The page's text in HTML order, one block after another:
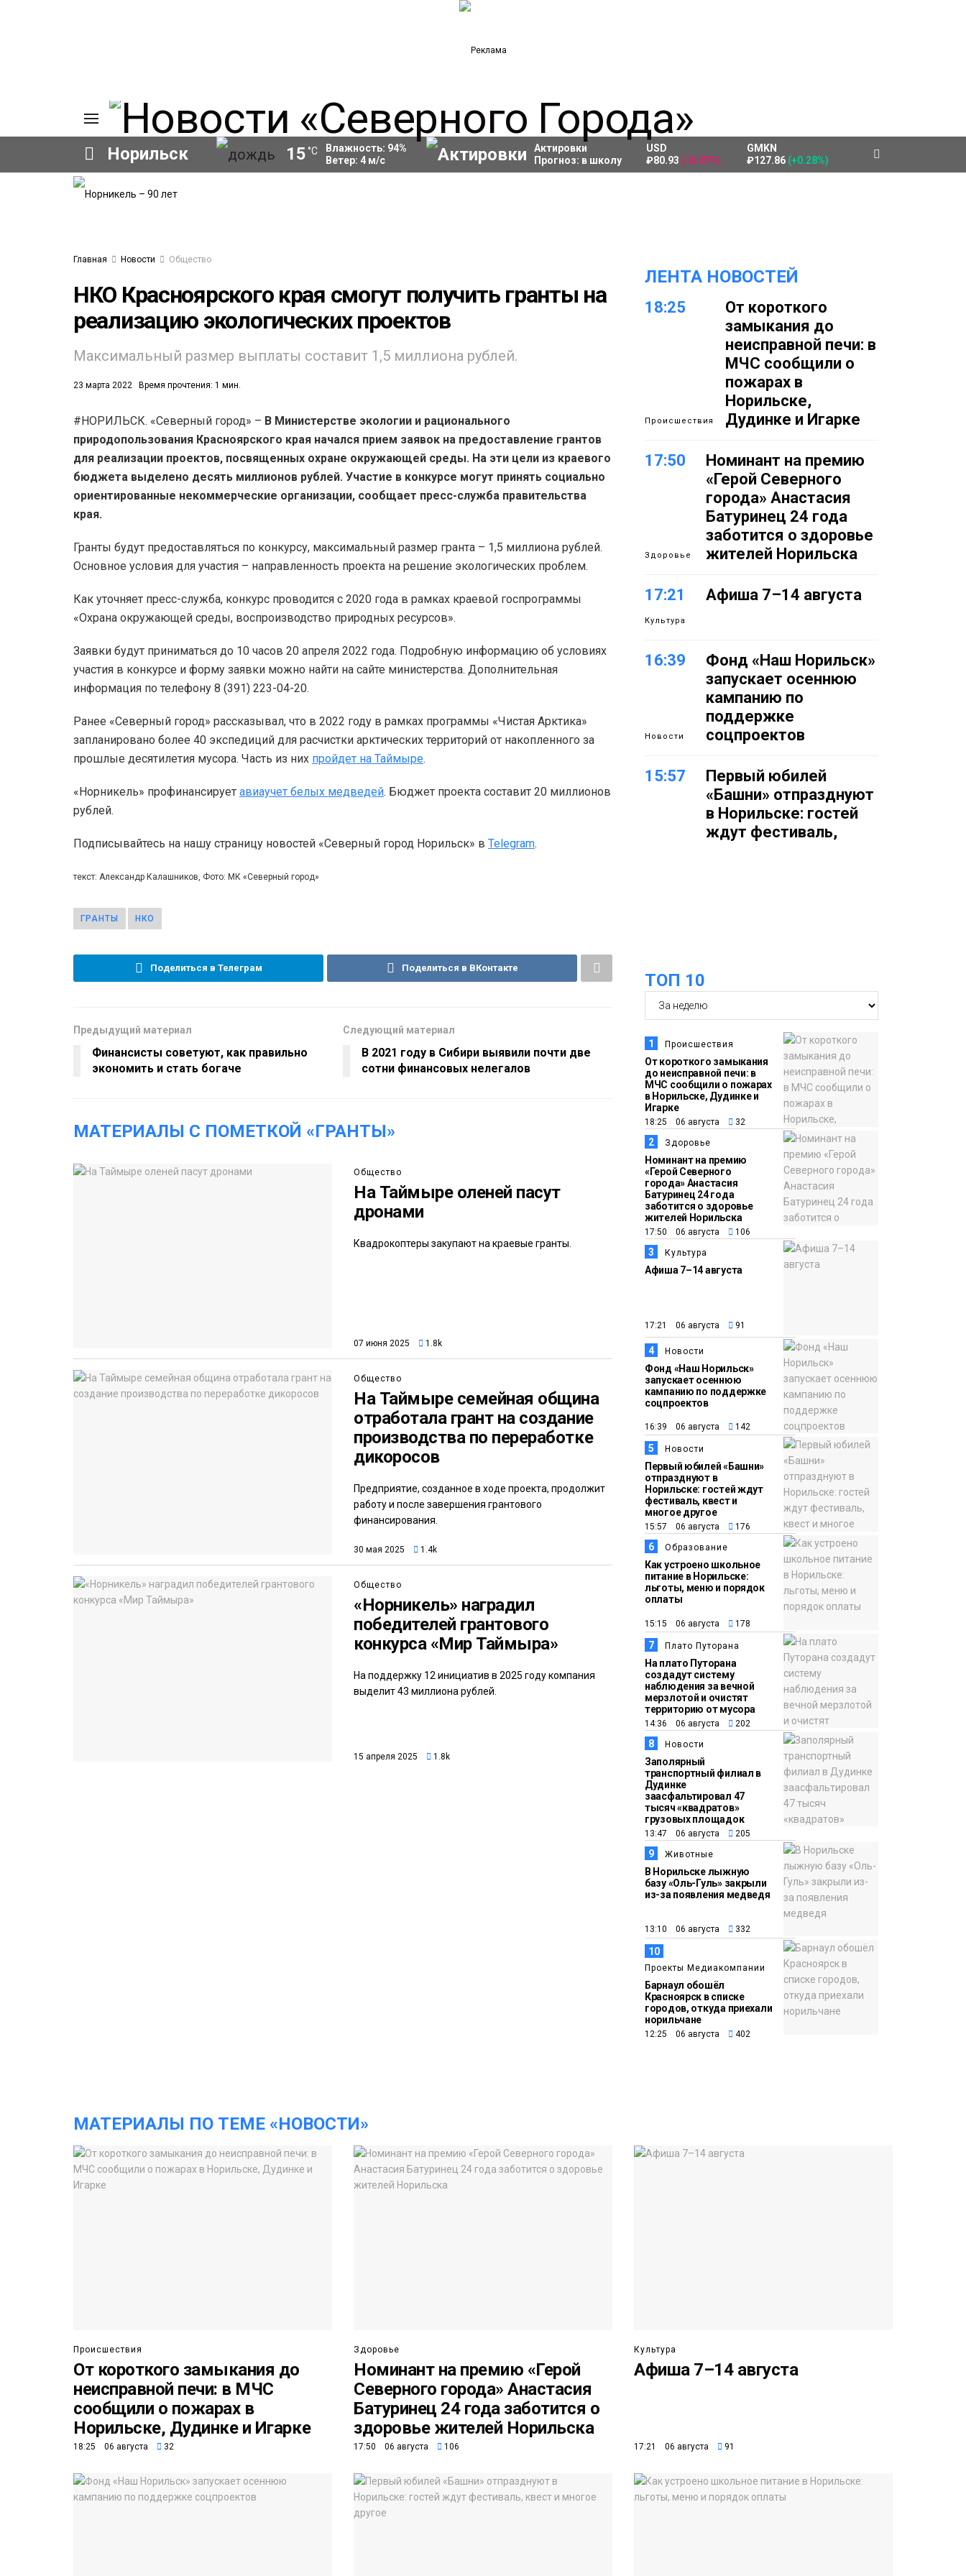
Норильск 15 °C Влажность: 94%
Ветер: 4м/с
Актировки
Прогноз: в школу
USD
₽80.93 (-0.25%)
GMKN
₽127.86 (+0.28%)
Главная Новости Общество
НКО Красноярского края смогут получить гранты на
реализацию экологических проектов
Максимальный размер выплаты составит 1,5 миллиона рублей.
23 марта 2022 Время прочтения: 1 мин.
#НОРИЛЬСК. «Северный город» – В Министерстве экологии и рационального
природопользования Красноярского края начался прием заявок на предоставление грантов
для реализации проектов, посвященных охране окружающей среды. На эти цели из краевого
бюджета выделено десять миллионов рублей. Участие в конкурсе могут принять социально
ориентированные некоммерческие организации, сообщает пресс-служба правительства
края.
Гранты будут предоставляться по конкурсу, максимальный размер гранта – 1,5 миллиона рублей.
Основное условия для участия – направленность проекта на решение экологических проблем.
Как уточняет пресс-служба, конкурс проводится с 2020 года в рамках краевой госпрограммы
«Охрана окружающей среды, воспроизводство природных ресурсов».
Заявки будут приниматься до 10 часов 20 апреля 2022 года. Подробную информацию об условиях
участия в конкурсе и форму заявки можно найти на сайте министерства. Дополнительная
информация по телефону 8 (391) 223-04-20.
Ранее «Северный город» рассказывал, что в 2022 году в рамках программы «Чистая Арктика»
запланировано более 40 экспедиций для расчистки арктических территорий от накопленного за
прошлые десятилетия мусора. Часть из них пройдет на Таймыре.
«Норникель» профинансирует авиаучет белых медведей. Бюджет проекта составит 20 миллионов
рублей.
Подписывайтесь на нашу страницу новостей «Северный город Норильск» в Telegram.
текст: Александр Калашников, Фото: МК «Северный город»
ГРАНТЫ НКО
Поделиться в Телеграм Поделиться в ВКонтакте
Предыдущий материал
Финансисты советуют, как правильно
экономить и стать богаче
Следующий материал
В 2021 году в Сибири выявили почти две
сотни финансовых нелегалов
МАТЕРИАЛЫ С ПОМЕТКОЙ «ГРАНТЫ»
Общество
На Таймыре оленей пасут
дронами
Квадрокоптеры закупают на краевые гранты.
07 июня 2025 1.8k
Общество
На Таймыре семейная община
отработала грант на создание
производства по переработке
дикоросов
Предприятие, созданное в ходе проекта, продолжит
работу и после завершения грантового
финансирования.
30 мая 2025 1.4k
Общество
«Норникель» наградил
победителей грантового
конкурса «Мир Таймыра»
На поддержку 12 инициатив в 2025 году компания
выделит 43 миллиона рублей.
15 апреля 2025 1.8k
ЛЕНТА НОВОСТЕЙ
18:25
Происшествия
От короткого
замыкания до
неисправной печи: в
МЧС сообщили о
пожарах в
Норильске,
Дудинке и Игарке
17:50
Здоровье
Номинант на премию
«Герой Северного
города» Анастасия
Батуринец 24 года
заботится о здоровье
жителей Норильска
17:21
Культура
Афиша 7–14 августа
16:39
Новости
Фонд «Наш Норильск»
запускает осеннюю
кампанию по
поддержке
соцпроектов
15:57
Первый юбилей
«Башни» отпразднуют
в Норильске: гостей
ждут фестиваль,
14:36
Плато
Путорана
На плато Путорана
создадут систему
наблюдения за вечной
мерзлотой и очистят
территорию от мусора
13:47
Новости
Заполярный
транспортный филиал
в Дудинке
заасфальтировал 47
тысяч «квадратов»
грузовых площадок
13:10
В Норильске лыжную
базу «Оль-Гуль»
12:25
Медиакомпании
Барнаул обошёл
Красноярск в
списке городов,
откуда приехали
норильчане
ТОП 10
1 Происшествия
От короткого замыкания
до неисправной печи: в
МЧС сообщили о пожарах
в Норильске, Дудинке и
Игарке
18:25 06 августа 32
2 Здоровье
Номинант на премию
«Герой Северного
города» Анастасия
Батуринец 24 года
заботится о здоровье
жителей Норильска
17:50 06 августа 106
3 Культура
Афиша 7–14 августа
17:21 06 августа 91
4 Новости
Фонд «Наш Норильск»
запускает осеннюю
кампанию по поддержке
соцпроектов
16:39 06 августа 142
5 Новости
Первый юбилей «Башни»
отпразднуют в
Норильске: гостей ждут
фестиваль, квест и
многое другое
15:57 06 августа 176
6 Образование
Как устроено школьное
питание в Норильске:
льготы, меню и порядок
оплаты
15:15 06 августа 178
7 Плато Путорана
На плато Путорана
создадут систему
наблюдения за вечной
мерзлотой и очистят
территорию от мусора
14:36 06 августа 202
8 Новости
Заполярный
транспортный филиал в
Дудинке
заасфальтировал 47
тысяч «квадратов»
грузовых площадок
13:47 06 августа 205
9 Животные
В Норильске лыжную
базу «Оль-Гуль» закрыли
из-за появления медведя
13:10 06 августа 332
10
Проекты Медиакомпании
Барнаул обошёл
Красноярск в списке
городов, откуда приехали
норильчане
12:25 06 августа 402
МАТЕРИАЛЫ ПО ТЕМЕ «НОВОСТИ»
Происшествия
От короткого замыкания до
неисправной печи: в МЧС
сообщили о пожарах в
Норильске, Дудинке и Игарке
18:25 06 августа 32
Здоровье
Номинант на премию «Герой
Северного города» Анастасия
Батуринец 24 года заботится о
здоровье жителей Норильска
17:50 06 августа 106
Культура
Афиша 7–14 августа
17:21 06 августа 91